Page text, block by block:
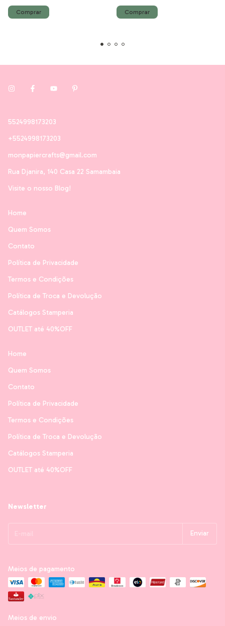
5524998173203
+5524998173203
monpapiercrafts@gmail.com
Rua Djanira, 140 Casa 22 Samambaia
Visite o nosso Blog!
Home
Quem Somos
Contato
Política de Privacidade
Termos e Condições
Política de Troca e Devolução
Catálogos Stamperia
OUTLET até 40%OFF
Home
Quem Somos
Contato
Política de Privacidade
Termos e Condições
Política de Troca e Devolução
Catálogos Stamperia
OUTLET até 40%OFF
Newsletter
Meios de pagamento
Meios de envio